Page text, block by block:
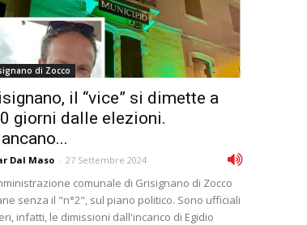
di Zocco
il “vice” si dimette a
giorni dalle elezioni.
Dal Maso - 27 Settembre 2024
comunale di Grisignano di Zocco
senza il "n°2", sul piano politico. Sono ufficiali
infatti, le dimissioni dall'incarico di Egidio